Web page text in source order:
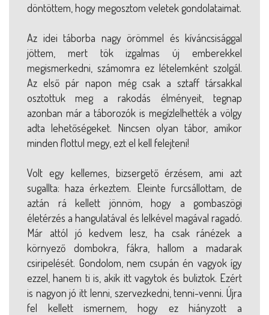
döntöttem, hogy megosztom veletek gondolataimat.
Az idei táborba nagy örömmel és kíváncsisággal
jöttem, mert tök izgalmas új emberekkel
megismerkedni, számomra ez lételemként szolgál.
Az első pár napon még csak a sztaff társakkal
osztottuk meg a rakodás élményeit, tegnap
azonban már a táborozók is megízlelhették a völgy
adta lehetőségeket. Nincsen olyan tábor, amikor
minden flottul megy, ezt el kell felejteni!
Volt egy kellemes, bizsergető érzésem, ami azt
sugallta: haza érkeztem. Eleinte furcsállottam, de
aztán rá kellett jönnöm, hogy a gombaszögi
életérzés a hangulatával és lelkével magával ragadó.
Már attól jó kedvem lesz, ha csak ránézek a
környező dombokra, fákra, hallom a madarak
csiripelését. Gondolom, nem csupán én vagyok így
ezzel, hanem ti is, akik itt vagytok és buliztok. Ezért
is nagyon jó itt lenni, szervezkedni, tenni-venni. Újra
fel kellett ismernem, hogy ez hiányzott a